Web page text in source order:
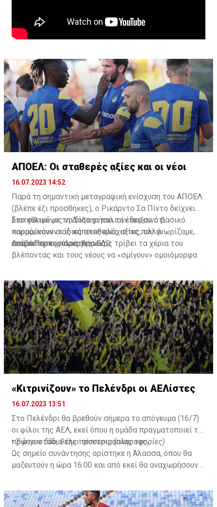
ΑΠΟΕΛ: Οι σταθερές αξίες και οι νέοι
16.07.2023 14:52
Παρά τη σημαντική μεταγραφική ενίσχυση του ΑΠΟΕΛ
(βλέπε έξι προσθήκες), ο Ρικάρντο Σα Πίντο δείχνει
διατεθειμένος να διατηρήσει τον περσινό βασικό
κορμό, κάνοντας κάποιες ελάχιστες, αλλά
απαραίτητες παρεμβάσεις.
Στο φιλικό με τη Δόξα οι παλιοί έδειξαν ότι
παραμένουν οι ίδιες σταθερές αξίες που γνωρίζαμε,
ενώ ο Πορτογάλος τεχνικός τρίβει τα χέρια του
βλέποντας και τους νέους να «σμίγουν» ομοιόμορφα
Διαβάστε περισσότεραΕΔΩ.
«Κιτρινίζουν» το Πελένδρι οι ΑΕΛίστες
16.07.2023 13:51
Στο Πελένδρι θα βρεθούν σήμερα το απόγευμα (16/7)
οι φίλοι της ΑΕΛ, εκεί όπου η ομάδα πραγματοποιεί το
πρώτο στάδιο της προετοιμασίας της.
•Έφυγαν δύο, θέλει τέσσερις (πληροφορίες)
Ως σημείο συνάντησης ορίστηκε η Άλασσα, όπου θα
μαζευτούν η ώρα 16:00 και από εκεί θα αναχωρήσουν
δώοσυν το παρών τους στην απογευματινή προπόνηση
της ομάδας.